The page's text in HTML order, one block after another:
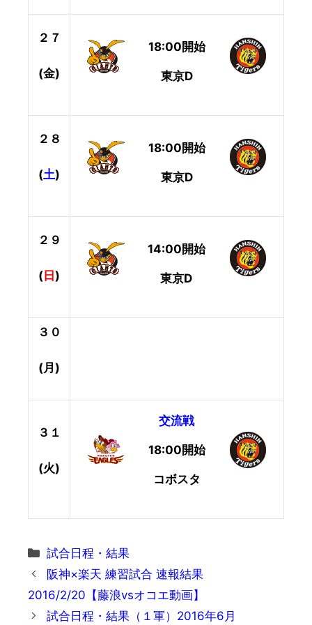
２７
(金)
18:00開始
東京D
２８
(土)
18:00開始
東京D
２９
(日)
14:00開始
東京D
３０
(月)
３１
(火)
交流戦
18:00開始
コボスタ
カ
テ
リ
ー
試合日程・結果
阪神×楽天 練習試合 速報結果
2016/2/20【藤浪vsオコエ動画】
試合日程・結果（１軍）2016年6月